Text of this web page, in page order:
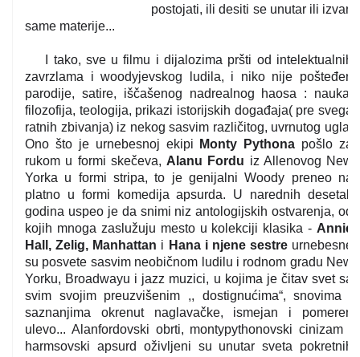
postojati, ili desiti se unutar ili izvan
same materije...
I tako, sve u filmu i dijalozima pršti od intelektualnih
zavrzlama i woodyjevskog ludila, i niko nije pošteđen
parodije, satire, iščašenog nadrealnog haosa : nauka,
filozofija, teologija, prikazi istorijskih događaja( pre svega
ratnih zbivanja) iz nekog sasvim različitog, uvrnutog ugla.
Ono što je urnebesnoj ekipi
Monty Pythona pošlo za
rukom u formi skečeva, Alanu Fordu iz Allenovog New
Yorka u formi stripa, to je genijalni Woody preneo na
platno u formi komedija apsurda. U narednih desetak
godina uspeo je da snimi niz antologijskih ostvarenja, od
kojih mnoga zaslužuju mesto u kolekciji klasika - Annie
Hall, Zelig, Manhattan i Hana i njene sestre urnebesne
su posvete sasvim neobičnom ludilu i rodnom gradu New
Yorku, Broadwayu i jazz muzici, u kojima je čitav svet sa
svim svojim preuzvišenim ,, dostignućima“, snovima i
saznanjima okrenut naglavačke, ismejan i pomeren
ulevo... Alanfordovski obrti, montypythonovski cinizam i
harmsovski apsurd oživljeni su unutar sveta pokretnih